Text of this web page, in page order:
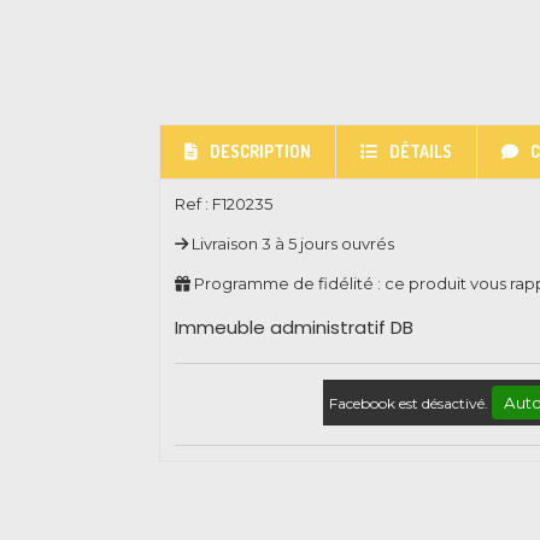
DESCRIPTION DÉTAILS
Ref : F120235
Livraison 3 à 5 jours ouvrés
Programme de fidélité : ce produit vous
Immeuble administratif DB
Facebook est désactivé.